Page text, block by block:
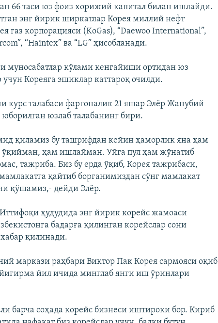
66 таси юз фоиз хорижий капитал билан ишлайди.
энг йирик ширкатлар Корея миллий нефт
газ корпорацияси (KoGas), “Daewoo International”,
“Haintex” ва “LG” ҳисобланади.
муносабатлар кўлами кенгайиши ортидан юз
Кореяга эшиклар каттароқ очилди.
курс талабаси фарғоналик 21 яшар Элёр Жанубий
юзлаб талабанинг бири.
қиламиз бу ташрифдан кейин ҳаморлик яна ҳам
ўқийман, ҳам ишлайман. Уйга пул ҳам жўнатиб
тажриба. Биз бу ерда ўқиб, Корея тажрибаси,
қайтиб борганимиздан сўнг мамлакат
қўшамиз,- дейди Элёр.
ҳудудида энг йирик корейс жамоаси
бадарға қилинган корейслар сони
қилинади.
маркази раҳбари Виктор Пак Корея сармояси оқиб
йил ичида минглаб янги иш ўринлари
барча соҳада корейс бизнеси иштироки бор. Кириб